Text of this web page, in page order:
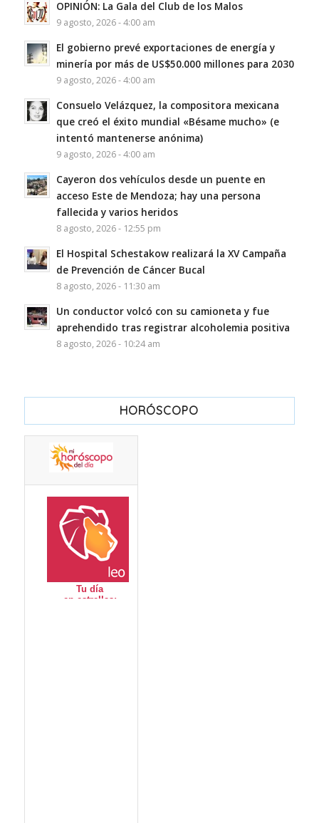
OPINIÓN: La Gala del Club de los Malos
9 agosto, 2026 - 4:00 am
El gobierno prevé exportaciones de energía y
minería por más de US$50.000 millones para 2030
9 agosto, 2026 - 4:00 am
Consuelo Velázquez, la compositora mexicana
que creó el éxito mundial «Bésame mucho» (e
intentó mantenerse anónima)
9 agosto, 2026 - 4:00 am
Cayeron dos vehículos desde un puente en
acceso Este de Mendoza; hay una persona
fallecida y varios heridos
8 agosto, 2026 - 12:55 pm
El Hospital Schestakow realizará la XV Campaña
de Prevención de Cáncer Bucal
8 agosto, 2026 - 11:30 am
Un conductor volcó con su camioneta y fue
aprehendido tras registrar alcoholemia positiva
8 agosto, 2026 - 10:24 am
HORÓSCOPO